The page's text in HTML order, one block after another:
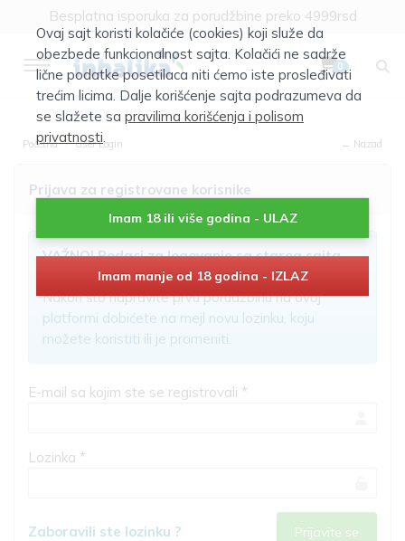
Klik za više informacija
Besplatna isporuka za porudžbine preko 4999rsd
0
Početna User Login ← Nazad
Prijava za registrovane korisnike
VAŽNO! Podaci za logovanje sa starog sajta
nisu aktivni!
Nakon što napravite prvu porudžbinu na ovoj
platformi dobićete na mejl novu lozinku, koju
možete koristiti ili je promeniti.
E-mail sa kojim ste se registrovali *
Lozinka *
Zaboravili ste lozinku ?
Ovaj sajt koristi kolačiće (cookies) koji služe da
obezbede funkcionalnost sajta. Kolačići ne sadrže
lične podatke posetilaca niti ćemo iste prosleđivati
trećim licima. Dalje korišćenje sajta podrazumeva da
se slažete sa pravilima korišćenja i polisom
privatnosti.
Imam 18 ili više godina - ULAZ
Imam manje od 18 godina - IZLAZ